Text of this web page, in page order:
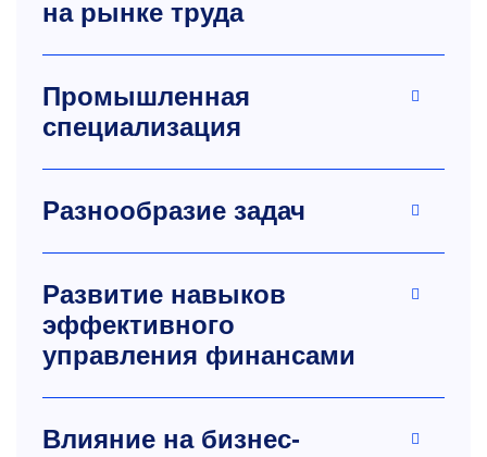
на рынке труда
Промышленная
специализация
Разнообразие задач
Развитие навыков
эффективного
управления финансами
Влияние на бизнес-